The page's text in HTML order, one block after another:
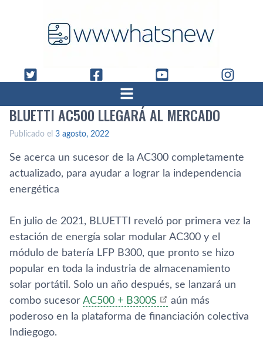
BLUETTI AC500 LLEGARÁ AL MERCADO
Publicado el 3 agosto, 2022
Se acerca un sucesor de la AC300 completamente
actualizado, para ayudar a lograr la independencia
energética
En julio de 2021, BLUETTI reveló por primera vez la
estación de energía solar modular AC300 y el
módulo de batería LFP B300, que pronto se hizo
popular en toda la industria de almacenamiento
solar portátil. Solo un año después, se lanzará un
combo sucesor AC500 + B300S
aún más
poderoso en la plataforma de financiación colectiva
Indiegogo.